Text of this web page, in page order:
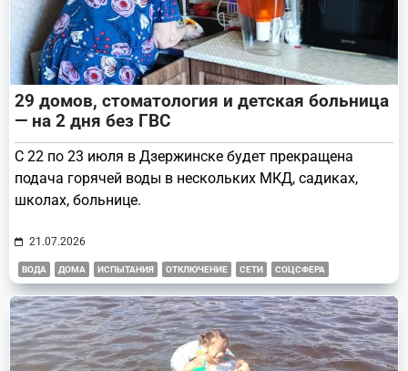
29 домов, стоматология и детская больница
— на 2 дня без ГВС
С 22 по 23 июля в Дзержинске будет прекращена
подача горячей воды в нескольких МКД, садиках,
школах, больнице.
21.07.2026
ВОДА ДОМА ИСПЫТАНИЯ ОТКЛЮЧЕНИЕ СЕТИ СОЦСФЕРА